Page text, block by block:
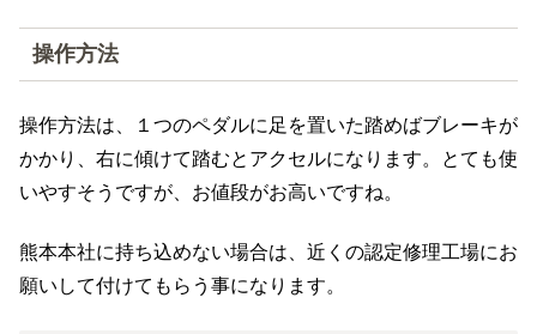
操作方法
操作方法は、１つのペダルに足を置いた踏めばブレーキが
かかり、右に傾けて踏むとアクセルになります。とても使
いやすそうですが、お値段がお高いですね。
熊本本社に持ち込めない場合は、近くの認定修理工場にお
願いして付けてもらう事になります。